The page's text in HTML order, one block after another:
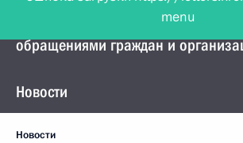
Управление Президента по работе с
обращениями граждан и
Новости
Новости
menu